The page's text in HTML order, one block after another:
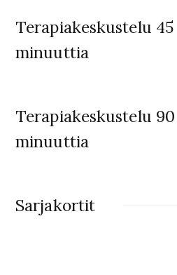
Terapiakeskustelu 45
minuuttia
Terapiakeskustelu 90
minuuttia
Sarjakortit